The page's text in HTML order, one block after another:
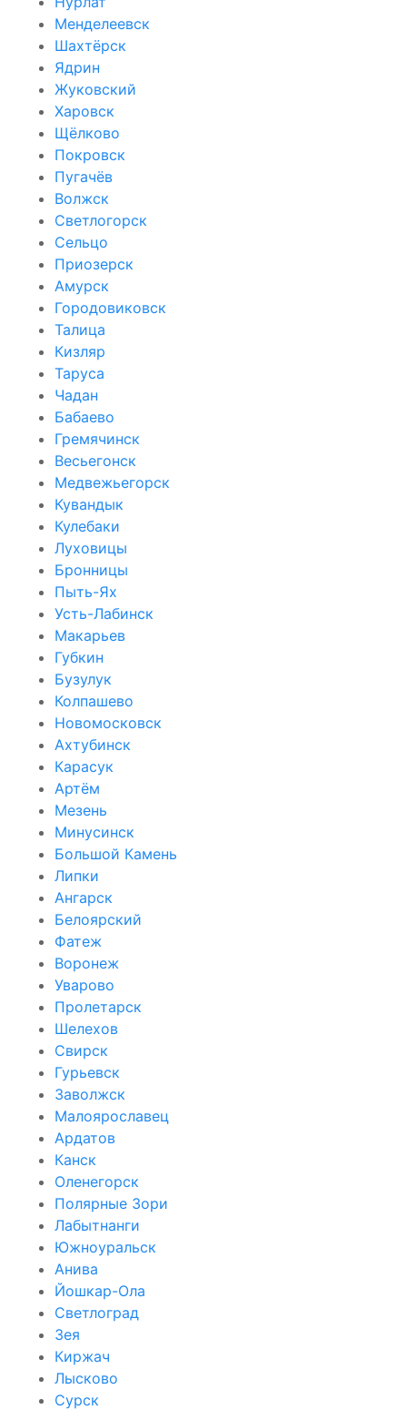
Менделеевск
Шахтёрск
Ядрин
Жуковский
Харовск
Щёлково
Покровск
Пугачёв
Волжск
Светлогорск
Сельцо
Приозерск
Амурск
Городовиковск
Талица
Кизляр
Таруса
Чадан
Бабаево
Гремячинск
Весьегонск
Медвежьегорск
Кувандык
Кулебаки
Луховицы
Бронницы
Пыть-Ях
Усть-Лабинск
Макарьев
Губкин
Бузулук
Колпашево
Новомосковск
Ахтубинск
Карасук
Артём
Мезень
Минусинск
Большой Камень
Липки
Ангарск
Белоярский
Фатеж
Воронеж
Уварово
Пролетарск
Шелехов
Свирск
Гурьевск
Заволжск
Малоярославец
Ардатов
Канск
Оленегорск
Полярные Зори
Лабытнанги
Южноуральск
Анива
Йошкар-Ола
Светлоград
Зея
Киржач
Лысково
Сурск